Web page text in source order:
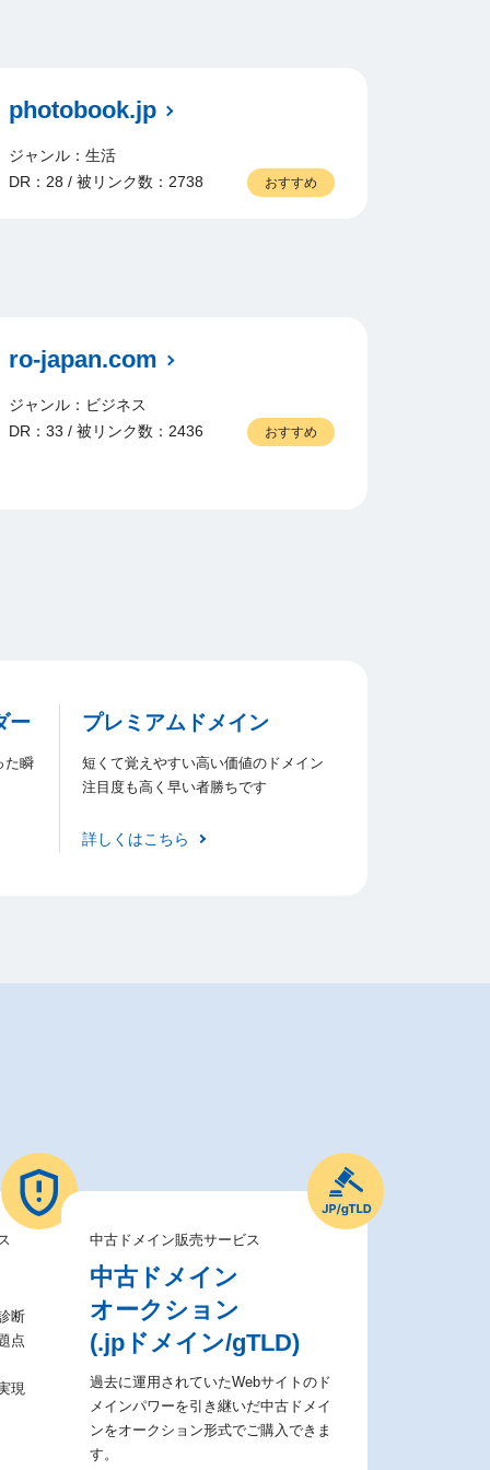
photobook.jp
ジャンル：生活
DR：28 / 被リンク数：2738
おすすめ
ro-japan.com
ジャンル：ビジネス
DR：33 / 被リンク数：2436
おすすめ
ー
た瞬
プレミアムドメイン
短くて覚えやすい高い価値のドメイン
注目度も高く早い者勝ちです
詳しくはこちら
断
点
現
中古ドメイン販売サービス
中古ドメイン
オークション
(.jpドメイン/gTLD)
過去に運用されていたWebサイトのド
メインパワーを引き継いだ中古ドメイ
ンをオークション形式でご購入できま
す。